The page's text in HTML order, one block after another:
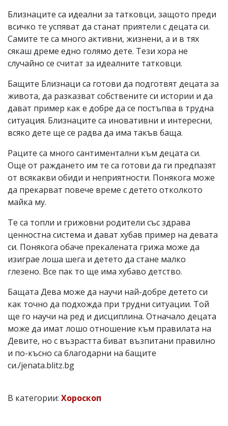
Близнаците са идеални за татковци, защото преди
всичко те успяват да станат приятели с децата си.
Самите те са много активни, жизнени, а и в тях
сякаш дреме едно голямо дете. Тези хора не
случайно се считат за идеалните татковци.
Бащите Близнаци са готови да подготвят децата за
живота, да разказват собствените си истории и да
дават пример как е добре да се постъпва в трудна
ситуация. Близнаците са иновативни и интересни,
всяко дете ще се радва да има такъв баща.
Раците са много сантиментални към децата си.
Още от раждането им те са готови да ги предпазят
от всякакви обиди и неприятности. Понякога може
да прекарват повече време с детето отколкото
майка му.
Те са топли и грижовни родители със здрава
ценностна система и дават хубав пример на девата
си. Понякога обаче прекалената грижа може да
изиграе лоша шега и детето да стане малко
глезено. Все пак то ще има хубаво детство.
Бащата Дева може да научи най-добре детето си
как точно да подхожда при трудни ситуации. Той
ще го научи на ред и дисциплина. Отначало децата
може да имат лошо отношение към правилата на
Девите, но с възрастта биват възпитани правилно
и по-късно са благодарни на бащите
си./jenata.blitz.bg
В категории: Хороскоп